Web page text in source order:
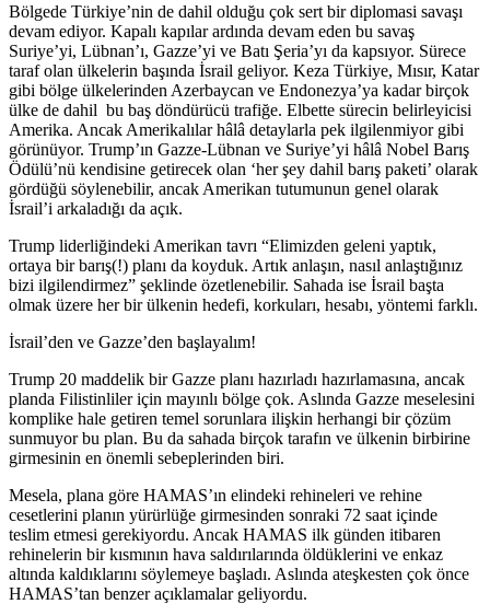
Bölgede Türkiye’nin de dahil olduğu çok sert bir diplomasi savaşı
devam ediyor. Kapalı kapılar ardında devam eden bu savaş
Suriye’yi, Lübnan’ı, Gazze’yi ve Batı Şeria’yı da kapsıyor. Sürece
taraf olan ülkelerin başında İsrail geliyor. Keza Türkiye, Mısır, Katar
gibi bölge ülkelerinden Azerbaycan ve Endonezya’ya kadar birçok
ülke de dahil bu baş döndürücü trafiğe. Elbette sürecin belirleyicisi
Amerika. Ancak Amerikalılar hâlâ detaylarla pek ilgilenmiyor gibi
görünüyor. Trump’ın Gazze-Lübnan ve Suriye’yi hâlâ Nobel Barış
Ödülü’nü kendisine getirecek olan ‘her şey dahil barış paketi’ olarak
gördüğü söylenebilir, ancak Amerikan tutumunun genel olarak
İsrail’i arkaladığı da açık.
Trump liderliğindeki Amerikan tavrı “Elimizden geleni yaptık,
ortaya bir barış(!) planı da koyduk. Artık anlaşın, nasıl anlaştığınız
bizi ilgilendirmez” şeklinde özetlenebilir. Sahada ise İsrail başta
olmak üzere her bir ülkenin hedefi, korkuları, hesabı, yöntemi farklı.
İsrail’den ve Gazze’den başlayalım!
Trump 20 maddelik bir Gazze planı hazırladı hazırlamasına, ancak
planda Filistinliler için mayınlı bölge çok. Aslında Gazze meselesini
komplike hale getiren temel sorunlara ilişkin herhangi bir çözüm
sunmuyor bu plan. Bu da sahada birçok tarafın ve ülkenin birbirine
girmesinin en önemli sebeplerinden biri.
Mesela, plana göre HAMAS’ın elindeki rehineleri ve rehine
cesetlerini planın yürürlüğe girmesinden sonraki 72 saat içinde
teslim etmesi gerekiyordu. Ancak HAMAS ilk günden itibaren
rehinelerin bir kısmının hava saldırılarında öldüklerini ve enkaz
altında kaldıklarını söylemeye başladı. Aslında ateşkesten çok önce
HAMAS’tan benzer açıklamalar geliyordu.